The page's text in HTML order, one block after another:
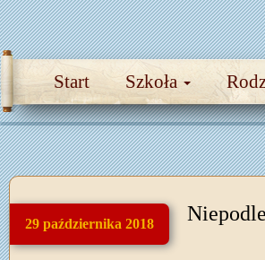
Start Szkoła
29 października 2018